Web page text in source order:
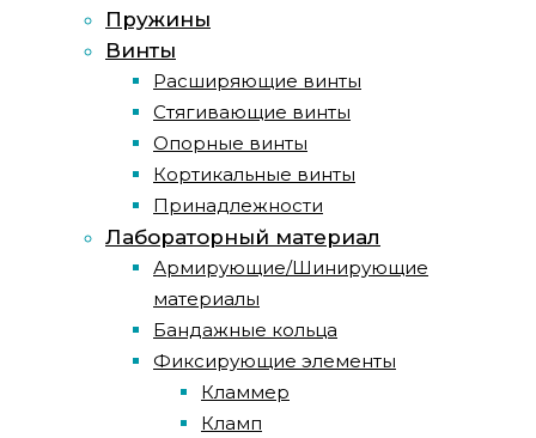
Пружины
Винты
Расширяющие винты
Стягивающие винты
Опорные винты
Кортикальные винты
Принадлежности
Лабораторный материал
Армирующие/Шинирующие
материалы
Бандажные кольца
Фиксирующие элементы
Кламмер
Кламп